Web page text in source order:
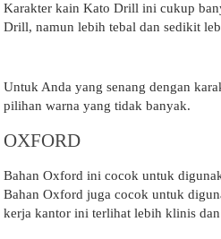
Karakter kain Kato Drill ini cukup
Drill, namun lebih tebal dan sedikit
Untuk Anda yang senang dengan
pilihan warna yang tidak banyak.
OXFORD
Bahan Oxford ini cocok untuk
Bahan Oxford juga cocok untuk
kerja kantor ini terlihat lebih klinis dan